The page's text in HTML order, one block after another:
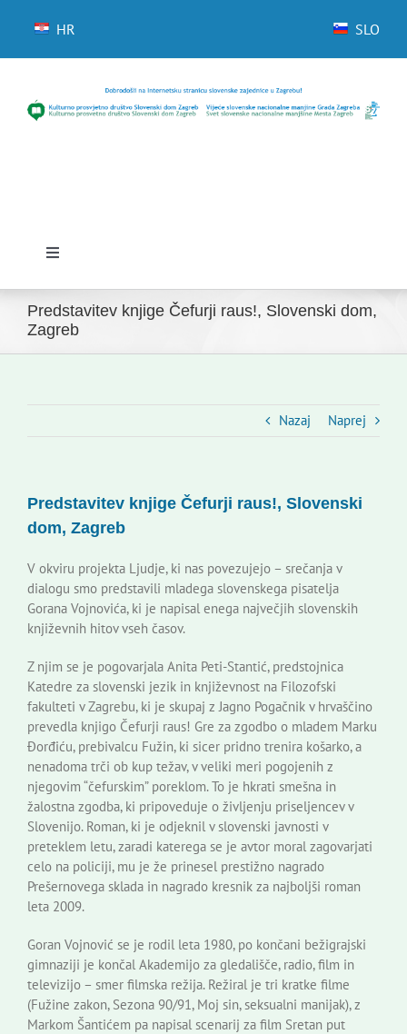
HR SLO
Toggle
Domov
Novice
Kontakti
Novi odmev – naše glasilo
Založništvo
Koristne informacije
Predstavitev knjige Čefurji raus!, Slovenski dom,
Zagreb
Nazaj Naprej
Predstavitev knjige Čefurji raus!, Slovenski
dom, Zagreb
V okviru projekta Ljudje, ki nas povezujejo – srečanja v
dialogu smo predstavili mladega slovenskega pisatelja
Gorana Vojnovića, ki je napisal enega največjih slovenskih
književnih hitov vseh časov.
Z njim se je pogovarjala Anita Peti-Stantić, predstojnica
Katedre za slovenski jezik in književnost na Filozofski
fakulteti v Zagrebu, ki je skupaj z Jagno Pogačnik v hrvaščino
prevedla knjigo Čefurji raus! Gre za zgodbo o mladem Marku
Đorđiću, prebivalcu Fužin, ki sicer pridno trenira košarko, a
nenadoma trči ob kup težav, v veliki meri pogojenih z
njegovim “čefurskim” poreklom. To je hkrati smešna in
žalostna zgodba, ki pripoveduje o življenju priseljencev v
Slovenijo. Roman, ki je odjeknil v slovenski javnosti v
preteklem letu, zaradi katerega se je avtor moral zagovarjati
celo na policiji, mu je že prinesel prestižno nagrado
Prešernovega sklada in nagrado kresnik za najboljši roman
leta 2009.
Goran Vojnović se je rodil leta 1980, po končani bežigrajski
gimnaziji je končal Akademijo za gledališče, radio, film in
televizijo – smer filmska režija. Režiral je tri kratke filme
(Fužine zakon, Sezona 90/91, Moj sin, seksualni manijak), z
Markom Šantićem pa napisal scenarij za film Sretan put